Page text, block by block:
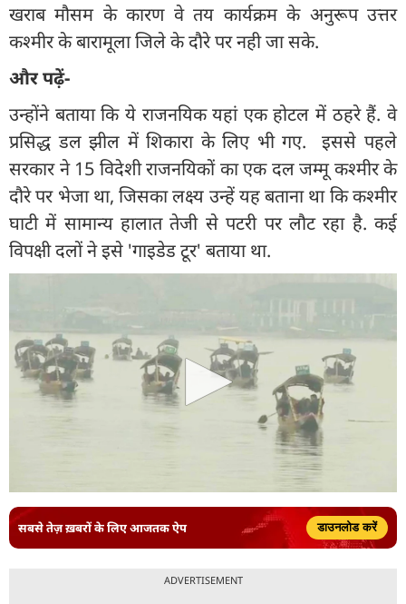
खराब मौसम के कारण वे तय कार्यक्रम के अनुरूप उत्तर
कश्मीर के बारामूला जिले के दौरे पर नही जा सके.
और पढ़ें-
उन्होंने बताया कि ये राजनयिक यहां एक होटल में ठहरे हैं. वे
प्रसिद्ध डल झील में शिकारा के लिए भी गए. इससे पहले
सरकार ने 15 विदेशी राजनयिकों का एक दल जम्मू कश्मीर के
दौरे पर भेजा था, जिसका लक्ष्य उन्हें यह बताना था कि कश्मीर
घाटी में सामान्य हालात तेजी से पटरी पर लौट रहा है. कई
विपक्षी दलों ने इसे 'गाइडेड टूर' बताया था.
सबसे तेज़ ख़बरों के लिए आजतक ऐप डाउनलोड करें
ADVERTISEMENT